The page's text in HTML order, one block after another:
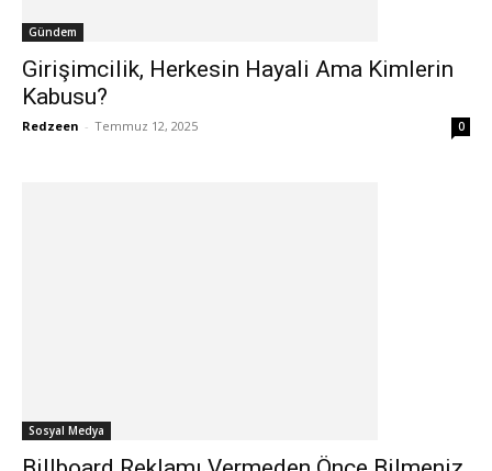
Gündem
Girişimcilik, Herkesin Hayali Ama Kimlerin
Kabusu?
Redzeen - Temmuz 12, 2025 0
Sosyal Medya